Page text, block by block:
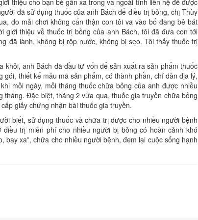
thiệu cho bạn bè gần xa trong và ngoài tỉnh liên hệ để được
đã sử dụng thuốc của anh Bách để điều trị bỏng, chị Thùy
do mải chơi không cẩn thận con tôi va vào bố đang bê bát
thiệu về thuốc trị bỏng của anh Bách, tôi đã đưa con tới
đã lành, không bị rộp nước, không bị sẹo. Tôi thấy thuốc trị
anh Bách đã đầu tư vốn để sản xuất ra sản phẩm thuốc
thiết kế mẫu mã sản phẩm, có thành phần, chỉ dẫn địa lý,
mỗi ngày, mỗi tháng thuốc chữa bỏng của anh được nhiều
Đặc biệt, tháng 2 vừa qua, thuốc gia truyền chữa bỏng
giấy chứng nhận bài thuốc gia truyền.
biết, sử dụng thuốc và chữa trị được cho nhiều người bệnh
trị miễn phí cho nhiều người bị bỏng có hoàn cảnh khó
xa”, chữa cho nhiều người bệnh, đem lại cuộc sống hạnh